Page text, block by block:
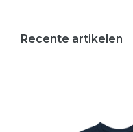
Recente artikelen